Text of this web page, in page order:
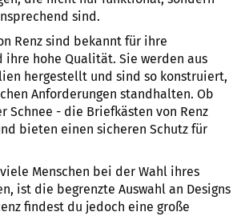
sind.
Renz sind bekannt für ihre
ihre hohe Qualität. Sie werden aus
hergestellt und sind so konstruiert,
Anforderungen standhalten. Ob
Schnee - die Briefkästen von Renz
bieten einen sicheren Schutz für
Menschen bei der Wahl ihres
ist die begrenzte Auswahl an Designs
findest du jedoch eine große